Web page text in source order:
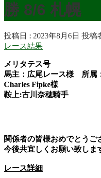
勝 8/6 札幌
投稿日 : 2023年8月6日 投稿
レース結果
メリタテス号
馬主：広尾レース様 所属
Charles Fipke様
鞍上:古川奈穂騎手
関係者の皆様おめでとうご
今後共宜しくお願い致しま
レース詳細